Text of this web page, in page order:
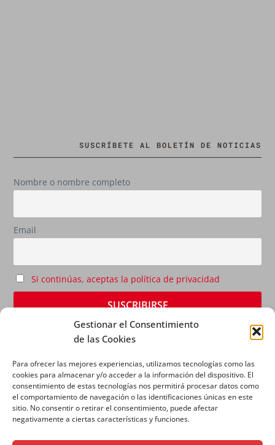
Gestionar el Consentimiento
de las Cookies
Para ofrecer las mejores experiencias, utilizamos tecnologías como las
cookies para almacenar y/o acceder a la información del dispositivo. El
consentimiento de estas tecnologías nos permitirá procesar datos como
el comportamiento de navegación o las identificaciones únicas en este
sitio. No consentir o retirar el consentimiento, puede afectar
negativamente a ciertas características y funciones.
SUSCRÍBETE AL BOLETÍN DE NOTICIAS
Nombre o nombre completo
Email
Si continúas, aceptas la política de privacidad
AVISO LEGAL|POLÍTICA DE PRIVACIDAD|